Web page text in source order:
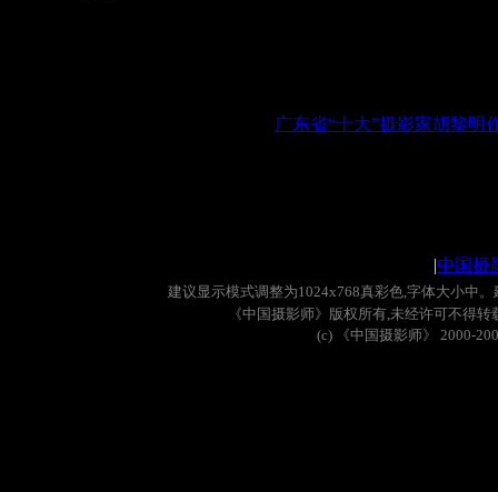
广东省“十大”摄影家胡黎明
|中国摄
建议显示模式调整为1024x768真彩色,字体大小中。
《中国摄影师》版权所有,未经许可不得转
(c)
《中国摄影师》 2000-200